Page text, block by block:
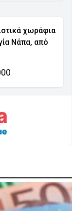
χωράφια
Νάπα, από